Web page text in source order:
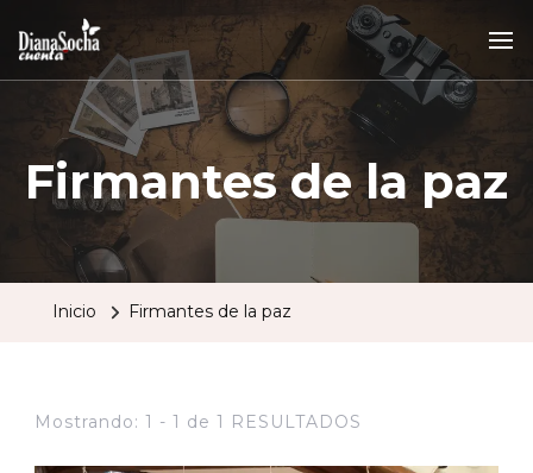
Firmantes de la paz
Inicio Firmantes de la paz
Mostrando: 1 - 1 de 1 RESULTADOS